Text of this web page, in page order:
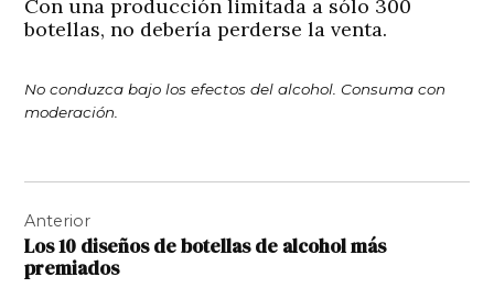
Con una producción limitada a sólo 300
botellas, no debería perderse la venta.
No conduzca bajo los efectos del alcohol. Consuma con
moderación.
de
entradas
Anterior
Los 10 diseños de botellas de alcohol más
premiados